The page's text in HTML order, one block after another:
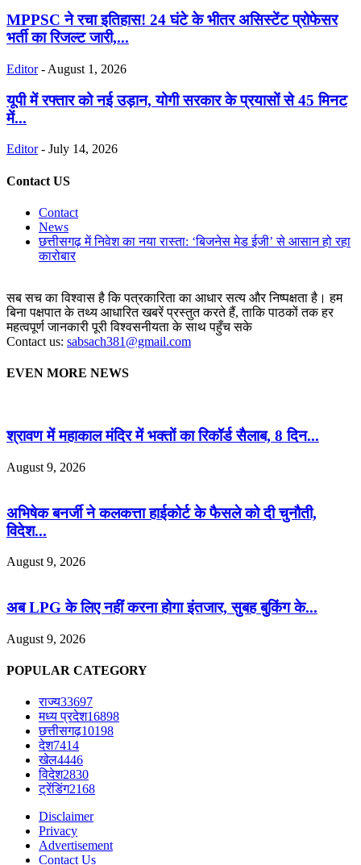
MPPSC ने रचा इतिहास! 24 घंटे के भीतर असिस्टेंट प्रोफेसर
भर्ती का रिजल्ट जारी,...
Editor - August 1, 2026
यूपी में रफ्तार को नई उड़ान, योगी सरकार के प्रयासों से 45 मिनट
में...
Editor - July 14, 2026
Contact US
Contact
News
छत्तीसगढ़ में निवेश का नया रास्ता: ‘बिजनेस मेड ईजी’ से आसान हो रहा
कारोबार
सब सच का विश्वास है कि पत्रकारिता का आधार सत्य और निष्पक्षता है। हम
बिना पक्षपात के तथ्य आधारित खबरें प्रस्तुत करते हैं, ताकि पाठकों तक हर
महत्वपूर्ण जानकारी पूरी विश्वसनीयता के साथ पहुँच सके
Contact us: sabsach381@gmail.com
EVEN MORE NEWS
श्रावण में महाकाल मंदिर में भक्तों का रिकॉर्ड सैलाब, 8 दिन...
August 9, 2026
अभिषेक बनर्जी ने कलकत्ता हाईकोर्ट के फैसले को दी चुनौती,
विदेश...
August 9, 2026
अब LPG के लिए नहीं करना होगा इंतजार, सुबह बुकिंग के...
August 9, 2026
POPULAR CATEGORY
राज्य33697
मध्य प्रदेश16898
छत्तीसगढ़10198
देश7414
खेल4446
विदेश2830
ट्रेंडिंग2168
Disclaimer
Privacy
Advertisement
Contact Us